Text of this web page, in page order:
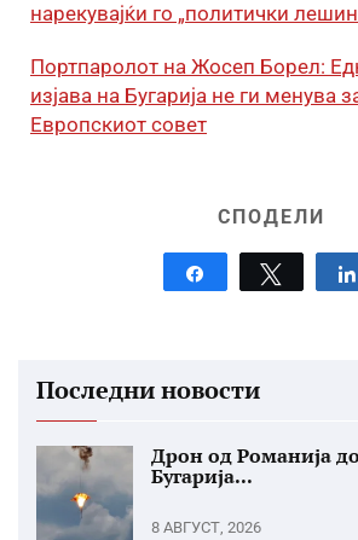
нарекувајќи го „политички
Портпаролот на Жосеп Борел:
изјава на Бугарија не ги менува
Европскиот совет
СПОДЕЛИ
Tweet
Последни новости
Дрон од Романија
Бугарија...
8 АВГУСТ, 2026